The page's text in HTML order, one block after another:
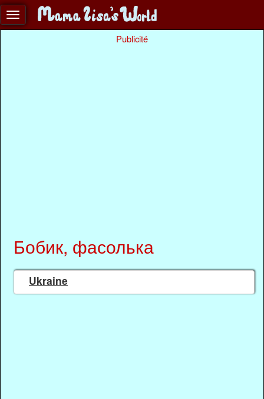
Publicité
Бобик, фасолька
Ukraine